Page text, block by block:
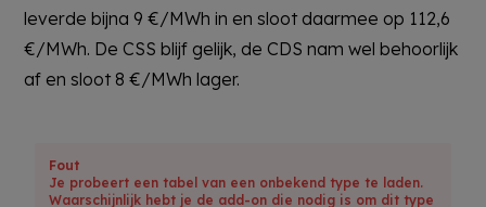
leverde bijna 9 €/MWh in en sloot daarmee op 112,6
€/MWh. De CSS blijf gelijk, de CDS nam wel behoorlijk
af en sloot 8 €/MWh lager.
Fout
Je probeert een tabel van een onbekend type te laden.
Waarschijnlijk hebt je de add-on die nodig is om dit type